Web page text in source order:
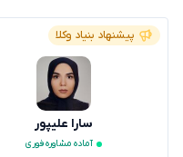
پیشنهاد بنیاد وکلا
سارا علیپور
آماده مشاوره فوری